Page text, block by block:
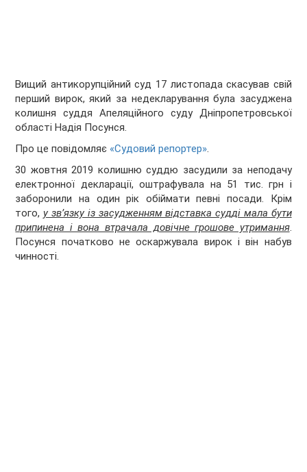
Вищий антикорупційний суд 17 листопада скасував свій
перший вирок, який за недекларування була засуджена
колишня суддя Апеляційного суду Дніпропетровської
області Надія Посунся.
Про це повідомляє «Судовий репортер».
30 жовтня 2019 колишню суддю засудили за неподачу
електронної декларації, оштрафувала на 51 тис. грн і
заборонили на один рік обіймати певні посади. Крім
того,у зв’язку із засудженням відставка судді мала бути
припинена і вона втрачала довічне грошове утримання.
Посунся початково не оскаржувала вирок і він набув
чинності.